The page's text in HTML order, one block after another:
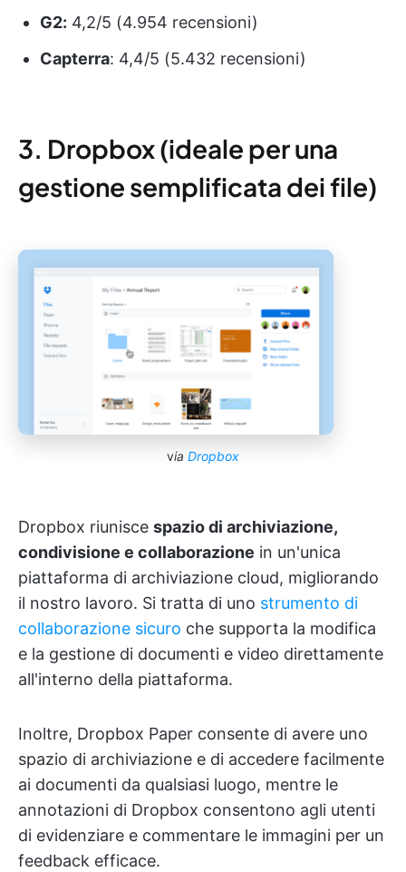
G2: 4,2/5 (4.954 recensioni)
Capterra: 4,4/5 (5.432 recensioni)
3. Dropbox (ideale per una
gestione semplificata dei file)
via Dropbox
Dropbox riunisce spazio di archiviazione,
condivisione e collaborazione in un'unica
piattaforma di archiviazione cloud, migliorando
il nostro lavoro. Si tratta di uno strumento di
collaborazione sicuro che supporta la modifica
e la gestione di documenti e video direttamente
all'interno della piattaforma.
Inoltre, Dropbox Paper consente di avere uno
spazio di archiviazione e di accedere facilmente
ai documenti da qualsiasi luogo, mentre le
annotazioni di Dropbox consentono agli utenti
di evidenziare e commentare le immagini per un
feedback efficace.